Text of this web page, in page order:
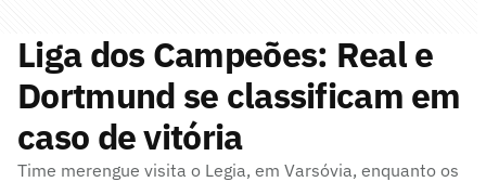
Liga dos Campeões: Real e
Dortmund se classificam em
caso de vitória
Time merengue visita o Legia, em Varsóvia, enquanto os